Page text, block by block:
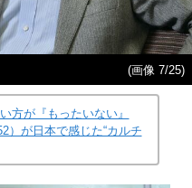
(画像 7/25)
方が『もったいない』
）が日本で感じた“カルチ